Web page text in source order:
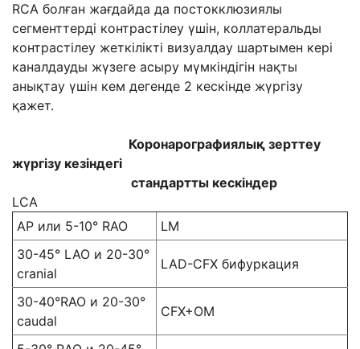
RCA болған жағдайда да постокклюзиялы
сегменттерді контрастілеу үшін, коллатеральды
контрастілеу жеткілікті визуалдау шартымен кері
каналдауды жүзеге асыру мүмкіндігін нақты
анықтау үшін кем дегенде 2 кескінде жүргізу
қажет.
Коронарографиялық зерттеу
жүргізу кезіндегі
стандартты кескіндер
LCA
AP или 5-10° RAO
LM
30-45° LAO и 20-30°
cranial
LAD-CFX бифуркация
30-40°RAO и 20-30°
сaudal
CFX+OM